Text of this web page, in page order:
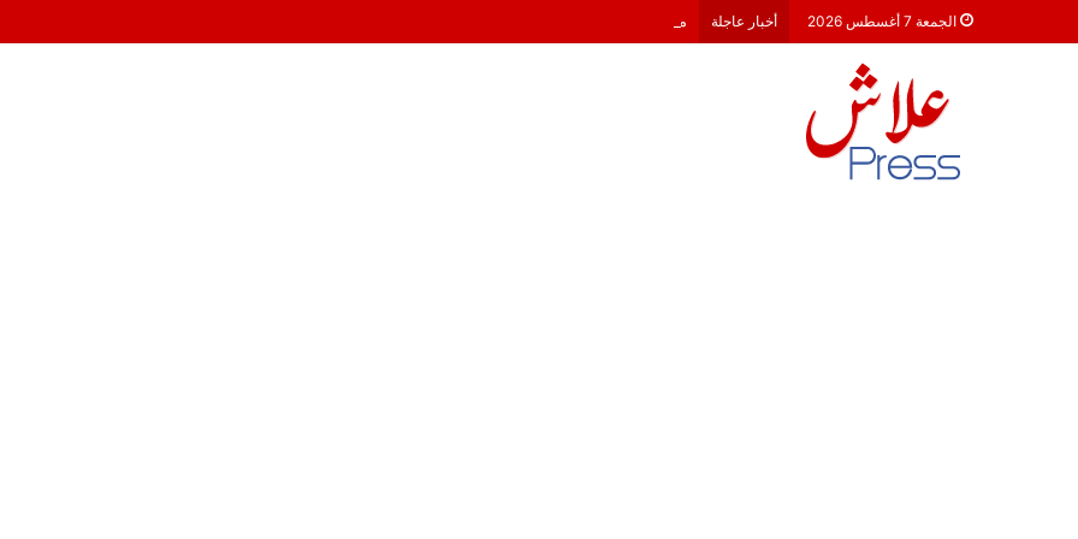
الجمعة 7 أغسطس 2026 أخبار عاجلة معركة 23 شتنبر 2026: هل أصبحت الأحزاب السياسية مجرد محطات لـ “الترحال الانتخابي”؟